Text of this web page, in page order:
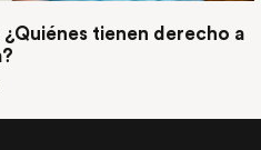
tienen derecho a